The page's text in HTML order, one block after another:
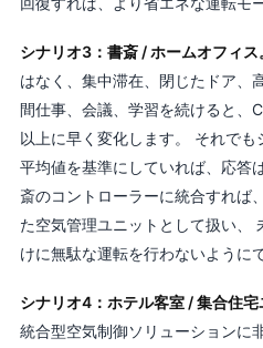
シナリオ3：書斎 / ホームオフィス
はなく、集中滞在、閉じたドア、
間仕事、会議、学習を続けると、
以上に早く変化します。 それで
平均値を基準にしていれば、応答
斎のコントローラーに統合すれば
た空気管理ユニットとして扱い、
けに無駄な運転を行わないように
シナリオ4：ホテル客室 / 集合住宅
統合型空気制御ソリューションに